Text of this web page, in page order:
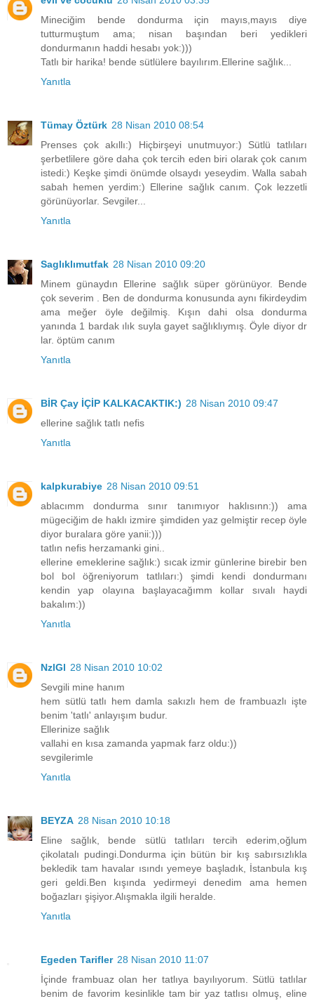
Mineciğim bende dondurma için mayıs,mayıs diye
tutturmuştum ama; nisan başından beri yedikleri
dondurmanın haddi hesabı yok:)))
Tatlı bir harika! bende sütlülere bayılırım.Ellerine sağlık...
Yanıtla
Tümay Öztürk 28 Nisan 2010 08:54
Prenses çok akıllı:) Hiçbirşeyi unutmuyor:) Sütlü tatlıları
şerbetlilere göre daha çok tercih eden biri olarak çok canım
istedi:) Keşke şimdi önümde olsaydı yeseydim. Walla sabah
sabah hemen yerdim:) Ellerine sağlık canım. Çok lezzetli
görünüyorlar. Sevgiler...
Yanıtla
Saglıklımutfak 28 Nisan 2010 09:20
Minem günaydın Ellerine sağlık süper görünüyor. Bende
çok severim . Ben de dondurma konusunda aynı fikirdeydim
ama meğer öyle değilmiş. Kışın dahi olsa dondurma
yanında 1 bardak ılık suyla gayet sağlıklıymış. Öyle diyor dr
lar. öptüm canım
Yanıtla
BİR Çay İÇİP KALKACAKTIK:) 28 Nisan 2010 09:47
ellerine sağlık tatlı nefis
Yanıtla
kalpkurabiye 28 Nisan 2010 09:51
ablacımm dondurma sınır tanımıyor haklısınn:)) ama
mügeciğim de haklı izmire şimdiden yaz gelmiştir recep öyle
diyor buralara göre yanii:)))
tatlın nefis herzamanki gini..
ellerine emeklerine sağlık:) sıcak izmir günlerine birebir ben
bol bol öğreniyorum tatlıları:) şimdi kendi dondurmanı
kendin yap olayına başlayacağımm kollar sıvalı haydi
bakalım:))
Yanıtla
NzlGl 28 Nisan 2010 10:02
Sevgili mine hanım
hem sütlü tatlı hem damla sakızlı hem de frambuazlı işte
benim 'tatlı' anlayışım budur.
Ellerinize sağlık
vallahi en kısa zamanda yapmak farz oldu:))
sevgilerimle
Yanıtla
BEYZA 28 Nisan 2010 10:18
Eline sağlık, bende sütlü tatlıları tercih ederim,oğlum
çikolatalı pudingi.Dondurma için bütün bir kış sabırsızlıkla
bekledik tam havalar ısındı yemeye başladık, İstanbula kış
geri geldi.Ben kışında yedirmeyi denedim ama hemen
boğazları şişiyor.Alışmakla ilgili heralde.
Yanıtla
Egeden Tarifler 28 Nisan 2010 11:07
İçinde frambuaz olan her tatlıya bayılıyorum. Sütlü tatlılar
benim de favorim kesinlikle tam bir yaz tatlısı olmuş, eline